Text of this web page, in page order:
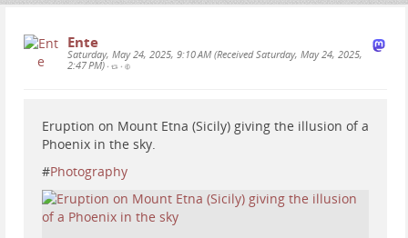
Ente
Saturday, May 24, 2025, 9:10 AM (Received Saturday, May 24, 2025,
2:47 PM) • •
Eruption on Mount Etna (Sicily) giving the illusion of a
Phoenix in the sky.
#Photography